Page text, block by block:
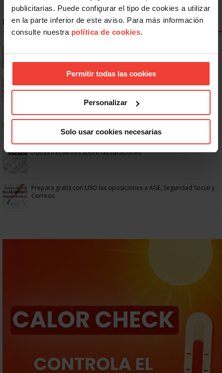
publicitarias. Puede configurar el tipo de cookies a utilizar
en la parte inferior de este aviso. Para más información
consulte nuestra política de cookies.
Permitir todas las cookies
Personalizar
Solo usar cookies necesarias
NOTICIAS MÁS LEÍDAS
anticipada por discapacidad
No: si un festivo cae en sábado, no tienen por qué darte un día
Dudas frecuentes sobre las vacaciones
Prepara gratis con USO las oposiciones a AGE, Seguridad Social y
Correos